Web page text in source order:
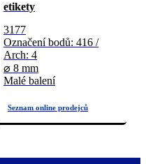
etikety
3177
Označení bodů: 416 /
Arch: 4
⌀ 8 mm
Malé balení